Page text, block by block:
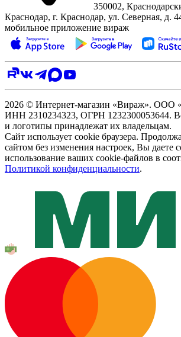
350002,
Краснодар, г. Краснодар, ул. Северная, д.
мобильное приложение вираж
2026 © Интернет-магазин «Вираж».
ИНН 2310234323, ОГРН 1232300053644.
и логотипы принадлежат их владельцам.
Сайт использует cookie браузера.
сайтом без изменения настроек, Вы даете
использование ваших cookie-файлов в
Политикой конфиденциальности.